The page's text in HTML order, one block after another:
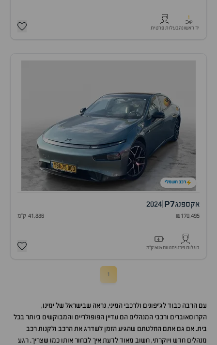
1
יד ראשונהבעלות פרטית
רכב חשמלי
אקספנגP7
2024
₪170,495 41,886 ק"מ
בעלות פרטיתטווח 505 ק״מ
1
עם הרבה כבוד לג׳יפונים ולרכבי המיני, נראה שבישראל של ימינו,
הקרוסאוברים ורכבי המנהלים הם עדיין הפופולריים והמבוקשים ביותר בכל
בית. אם גם אתם החלטתם שהגיע הזמן לשדרג את הרכב ולקנות רכב
מנהלים חדש ויוקרתי, חשוב מאוד לדעת איך לבחור אותו כמו שצריך. רגע